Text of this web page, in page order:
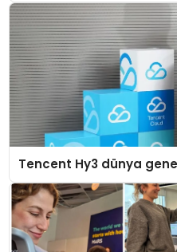
Tencent Hy3 dünya